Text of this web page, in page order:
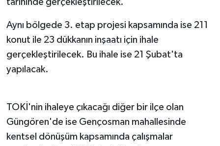
tarihinde gerçekleştirilecek.
Aynı bölgede 3. etap projesi kapsamında ise 211
konut ile 23 dükkanın inşaatı için ihale
gerçekleştirilecek. Bu ihale ise 21 Şubat'ta
yapılacak.
TOKİ'nin ihaleye çıkacağı diğer bir ilçe olan
Güngören'de ise Gençosman mahallesinde
kentsel dönüşüm kapsamında çalışmalar